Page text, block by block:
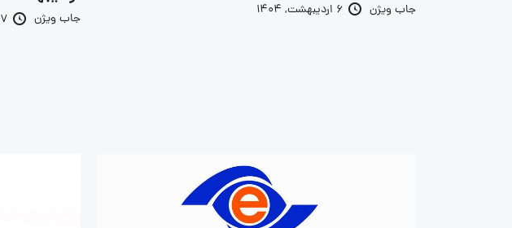
جاب ویژن 7 اردیبهشت, 1404
جاب ویژن 6 اردیبهشت, 1404